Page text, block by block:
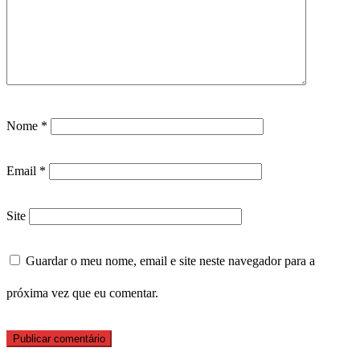
Nome *
Email *
Site
Guardar o meu nome, email e site neste navegador para a
próxima vez que eu comentar.